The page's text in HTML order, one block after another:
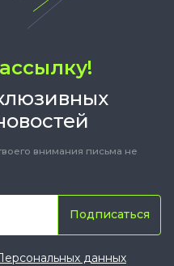
внимания письма не
Подписаться
данных